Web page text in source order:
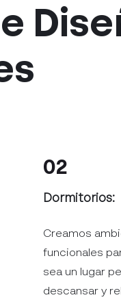
02
Dormitorios:
Creamos
funcionales
sea un lugar
descansar y